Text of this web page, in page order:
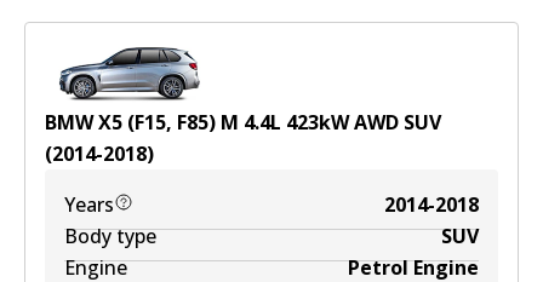
BMW X5 (F15, F85) M 4.4L 423kWAWD SUV
(2014-2018)
Years
2014-2018
Body type
SUV
Engine
Petrol Engine